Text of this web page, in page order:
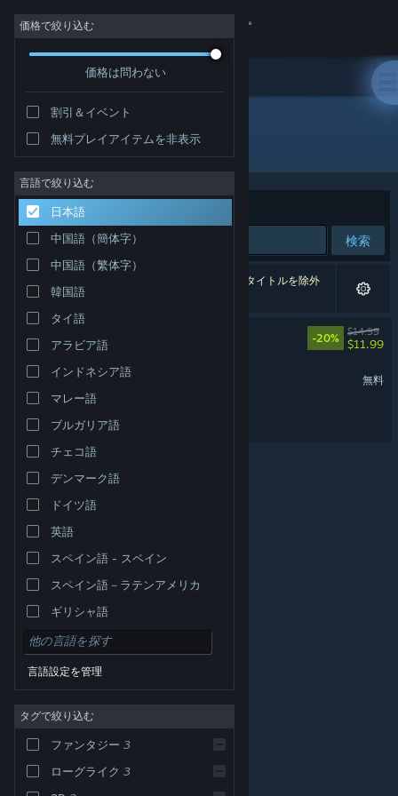
サインイン
コミュニティ
詳細
サポート
言語を変更
Steamモバイルアプリを入手
デスクトップウェブサイトを表示
© Valve Corporation. All rights reserved. 商標はすべて米
国およびその他の国の各社が所有します。
用規約| 返金 |Cookie
価格で絞り込む
価格は問わない
割引＆イベント
無料プレイアイテムを非表示
言語で絞り込む
日本語
中国語（簡体字）
中国語（繁体字）
韓国語
タイ語
アラビア語
インドネシア語
マレー語
ブルガリア語
チェコ語
デンマーク語
ドイツ語
英語
スペイン語 - スペイン
スペイン語－ラテンアメリカ
ギリシャ語
言語設定を管理
タグで絞り込む
ファンタジー 3
ローグライク 3
開発元: PlayWithFurcifer
並べ替え 適合性
検索
3件が検索に一致します。 個人設定に基づき、3タイトルを除外
しました。
-20%
$14.99
$11.99
Backpack Battles Demo
無料